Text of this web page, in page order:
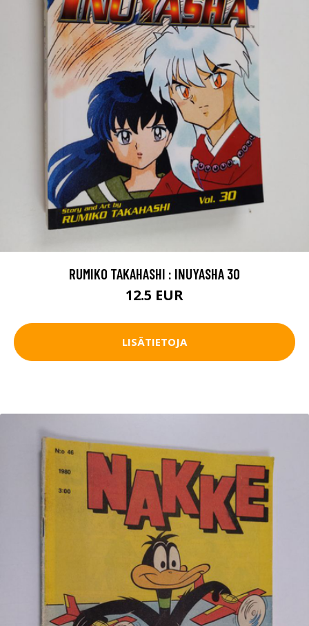
RUMIKO TAKAHASHI : INUYASHA 30
12.5 EUR
LISÄTIETOJA